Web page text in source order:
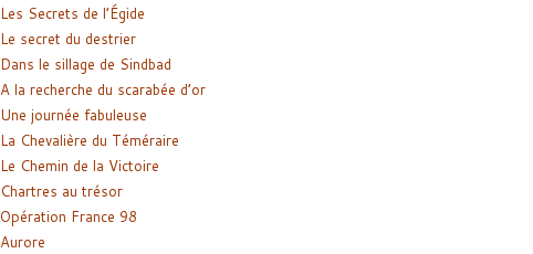
Les Secrets de l’Égide
Le secret du destrier
Dans le sillage de Sindbad
A la recherche du scarabée d’or
Une journée fabuleuse
La Chevalière du Téméraire
Le Chemin de la Victoire
Chartres au trésor
Opération France 98
Aurore